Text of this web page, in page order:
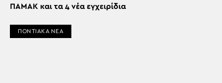
ΠΑΜΑΚ και τα 4 νέα εγχειρίδια
ΠΟΝΤΙΑΚΑ ΝΕΑ